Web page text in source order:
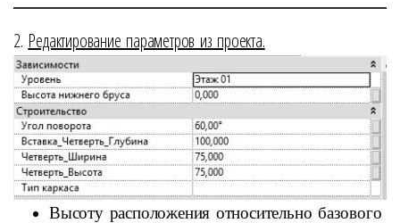
2. Редактирование параметров из проекта.
Высоту расположения относительно базового